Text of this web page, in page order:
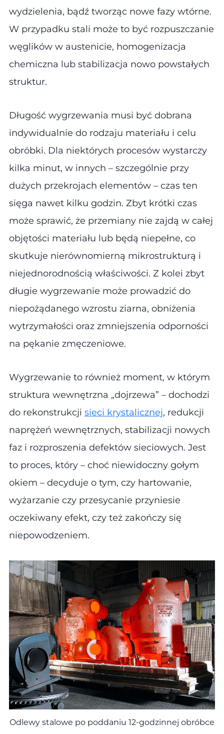
wydzielenia, bądź tworząc nowe fazy wtórne.
W przypadku stali może to być rozpuszczanie
węglików w austenicie, homogenizacja
chemiczna lub stabilizacja nowo powstałych
struktur.
Długość wygrzewania musi być dobrana
indywidualnie do rodzaju materiału i celu
obróbki. Dla niektórych procesów wystarczy
kilka minut, w innych – szczególnie przy
dużych przekrojach elementów – czas ten
sięga nawet kilku godzin. Zbyt krótki czas
może sprawić, że przemiany nie zajdą w całej
objętości materiału lub będą niepełne, co
skutkuje nierównomierną mikrostrukturą i
niejednorodnością właściwości. Z kolei zbyt
długie wygrzewanie może prowadzić do
niepożądanego wzrostu ziarna, obniżenia
wytrzymałości oraz zmniejszenia odporności
na pękanie zmęczeniowe.
Wygrzewanie to również moment, w którym
struktura wewnętrzna „dojrzewa” – dochodzi
do rekonstrukcji sieci krystalicznej, redukcji
naprężeń wewnętrznych, stabilizacji nowych
faz i rozproszenia defektów sieciowych. Jest
to proces, który – choć niewidoczny gołym
okiem – decyduje o tym, czy hartowanie,
wyżarzanie czy przesycanie przyniesie
oczekiwany efekt, czy też zakończy się
niepowodzeniem.
Odlewy stalowe po poddaniu 12-godzinnej obróbce